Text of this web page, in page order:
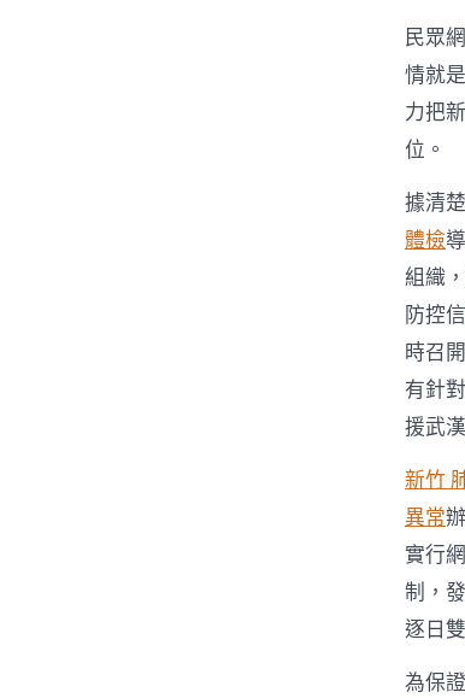
民眾
情就
力把
位。
據清
體檢
組織
防控信
時召
有針
援武
新竹
異常
實行
制，
逐日
為保